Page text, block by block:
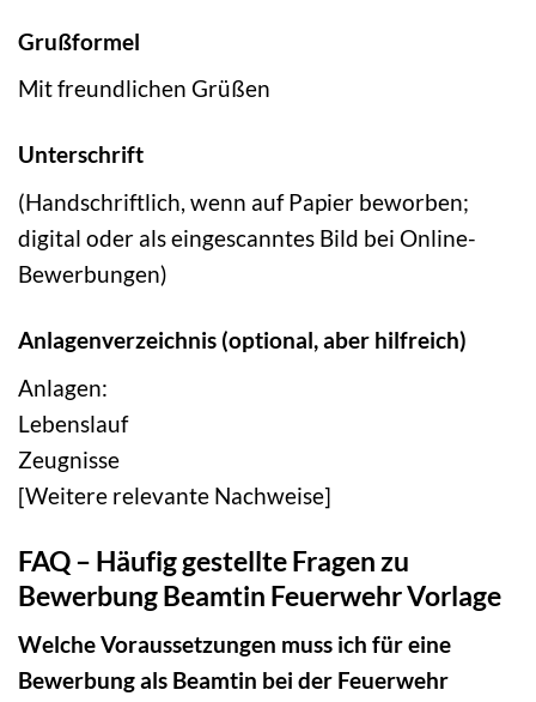
Grußformel
Mit freundlichen Grüßen
Unterschrift
(Handschriftlich, wenn auf Papier beworben;
digital oder als eingescanntes Bild bei Online-
Bewerbungen)
Anlagenverzeichnis (optional, aber hilfreich)
Anlagen:
Lebenslauf
Zeugnisse
[Weitere relevante Nachweise]
FAQ – Häufig gestellte Fragen zu
Bewerbung Beamtin Feuerwehr Vorlage
Welche Voraussetzungen muss ich für eine
Bewerbung als Beamtin bei der Feuerwehr